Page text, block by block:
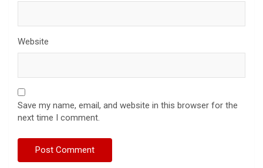
Website
Save my name, email, and website in this browser for the
next time I comment.